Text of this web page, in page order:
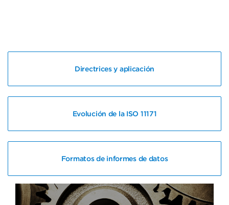
Directrices y aplicación
Evolución de la ISO 11171
Formatos de informes de datos